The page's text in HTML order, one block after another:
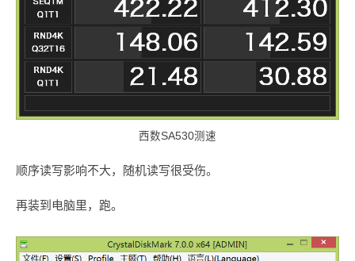
西数SA530测速
顺序读写影响不大，随机读写很受伤。
再装到电脑里，跑。